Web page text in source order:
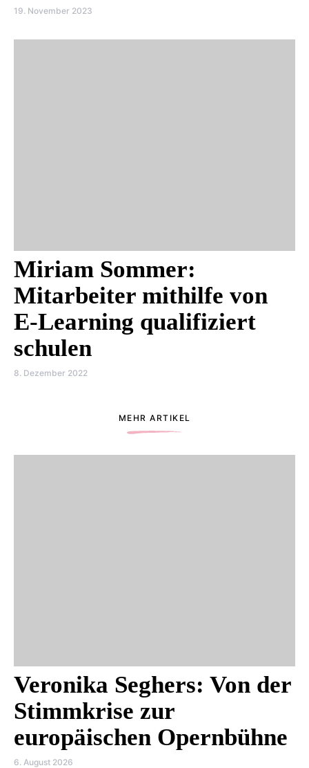
19. November 2023
Miriam Sommer:
Mitarbeiter mithilfe von
E-Learning qualifiziert
schulen
8. Dezember 2022
MEHR ARTIKEL
Veronika Seghers: Von der
Stimmkrise zur
europäischen Opernbühne
6. August 2026